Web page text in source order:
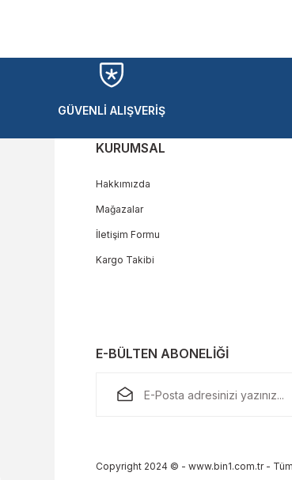
Yorum Yaz
GÜVENLİ ALIŞVERİŞ
KURUMSAL
Hakkımızda
Mağazalar
İletişim Formu
Kargo Takibi
E-BÜLTEN ABONELİĞİ
Copyright 2024 © - www.bin1.com.tr - Tüm